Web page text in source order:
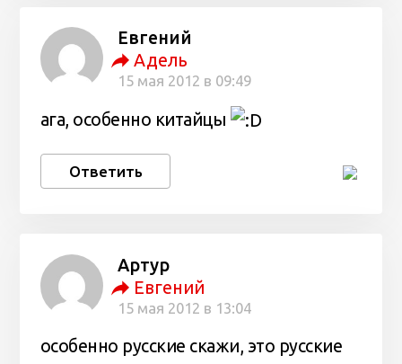
Евгений
Адель
15 мая 2012 в 09:49
ага, особенно китайцы
Ответить
Артур
Евгений
15 мая 2012 в 13:04
особенно русские скажи, это русские